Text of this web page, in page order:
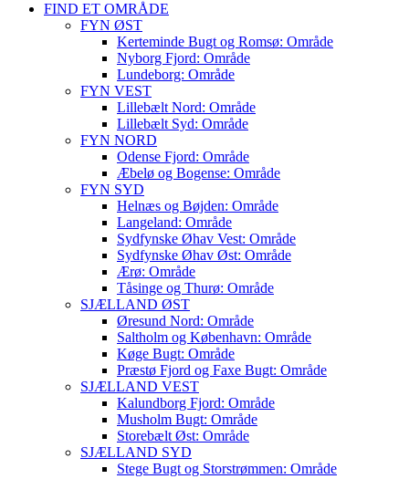
FIND ET OMRÅDE
FYN ØST
Kerteminde Bugt og Romsø: Område
Nyborg Fjord: Område
Lundeborg: Område
FYN VEST
Lillebælt Nord: Område
Lillebælt Syd: Område
FYN NORD
Odense Fjord: Område
Æbelø og Bogense: Område
FYN SYD
Helnæs og Bøjden: Område
Langeland: Område
Sydfynske Øhav Vest: Område
Sydfynske Øhav Øst: Område
Ærø: Område
Tåsinge og Thurø: Område
SJÆLLAND ØST
Øresund Nord: Område
Saltholm og København: Område
Køge Bugt: Område
Præstø Fjord og Faxe Bugt: Område
SJÆLLAND VEST
Kalundborg Fjord: Område
Musholm Bugt: Område
Storebælt Øst: Område
SJÆLLAND SYD
Stege Bugt og Storstrømmen: Område